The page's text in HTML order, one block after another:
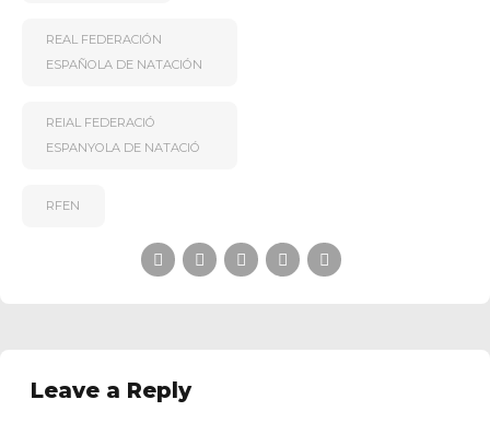
REAL FEDERACIÓN
ESPAÑOLA DE NATACIÓN
REIAL FEDERACIÓ
ESPANYOLA DE NATACIÓ
RFEN
Leave a Reply